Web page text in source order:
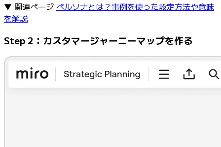
▼ 関連ページ ペルソナとは？事例を使った設定方法や意味
を解説
Step 2：カスタマージャーニーマップを作る